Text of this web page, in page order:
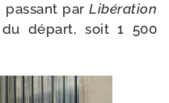
pas­sant par Libération
départ, soit 1 500